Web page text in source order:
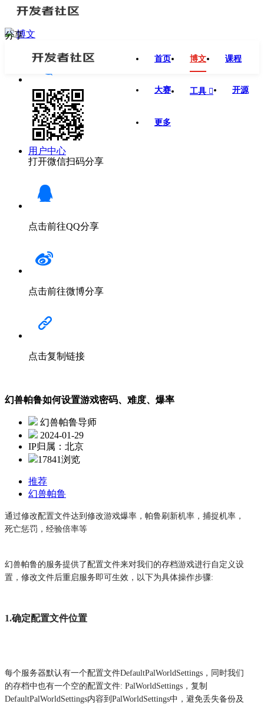
博文
首页 博文 课程
大赛 工具  开源
更多
用户中心
分享
打开微信扫码分享
点击前往QQ分享
点击前往微博分享
点击复制链接
幻兽帕鲁如何设置游戏密码、难度、爆率
幻兽帕鲁导师
2024-01-29
IP归属：北京
17841浏览
推荐
幻兽帕鲁
通过修改配置文件达到修改游戏爆率，帕鲁刷新机率，捕捉机率，
死亡惩罚，经验倍率等
幻兽帕鲁的服务提供了配置文件来对我们的存档游戏进行自定义设
置，修改文件后重启服务即可生效，以下为具体操作步骤:
1.确定配置文件位置
每个服务器默认有一个配置文件DefaultPalWorldSettings，同时我们
的存档中也有一个空的配置文件: PalWorldSettings，复制
DefaultPalWorldSettings内容到 PalWorldSettings中，避免丢失备份及